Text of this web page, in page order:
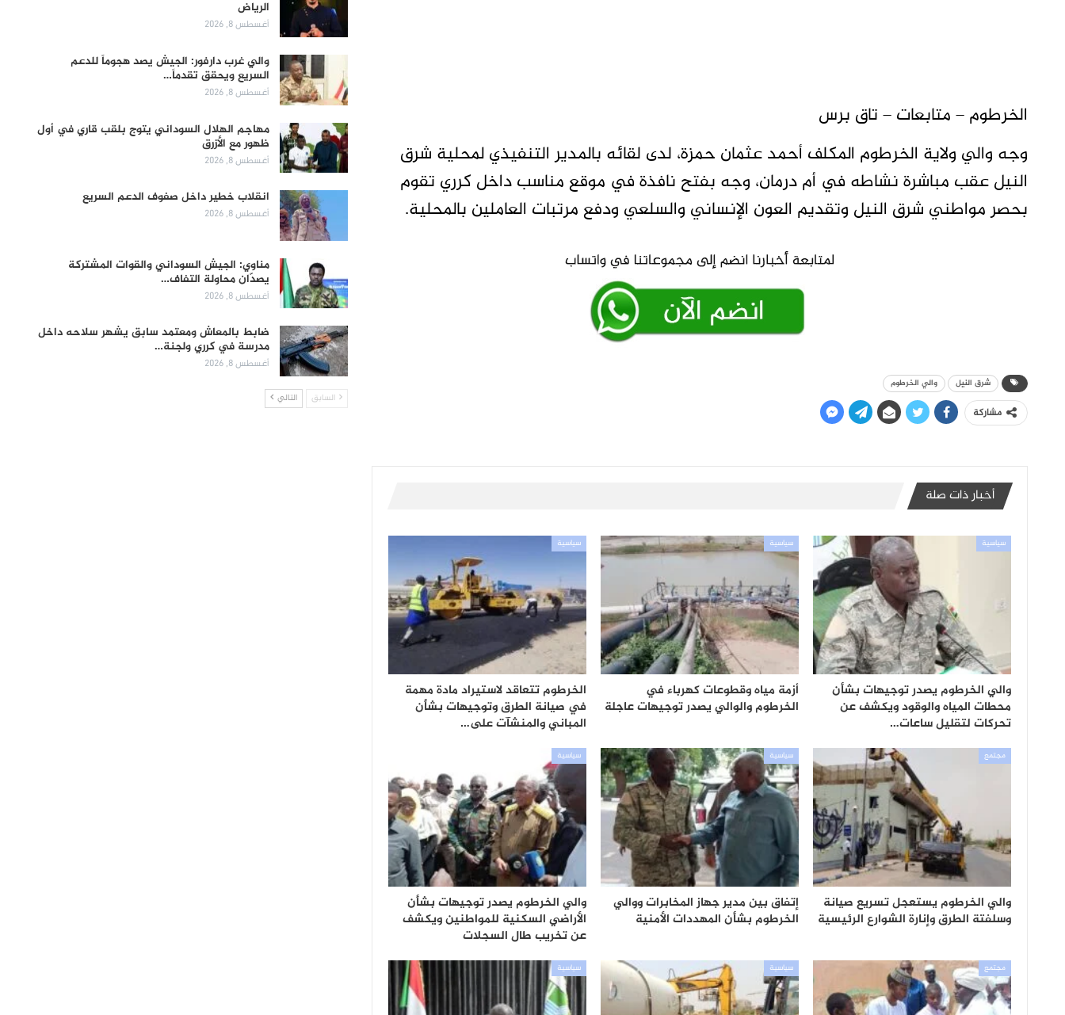
الخرطوم – متابعات – تاق برس
وجه والي ولاية الخرطوم المكلف أحمد عثمان حمزة، لدى لقائه بالمدير التنفيذي لمحلية شرق
النيل عقب مباشرة نشاطه في أم درمان، وجه بفتح نافذة في موقع مناسب داخل كرري تقوم
بحصر مواطني شرق النيل وتقديم العون الإنساني والسلعي ودفع مرتبات العاملين بالمحلية.
شرق النيل والي الخرطوم
مشاركة
أخبار ذات صلة
سياسية
والي الخرطوم يصدر توجيهات بشأن
محطات المياه والوقود ويكشف عن
تحركات لتقليل ساعات…
سياسية
أزمة مياه وقطوعات كهرباء في
الخرطوم والوالي يصدر توجيهات عاجلة
سياسية
الخرطوم تتعاقد لاستيراد مادة مهمة
في صيانة الطرق وتوجيهات بشأن
المباني والمنشآت على…
مجتمع
والي الخرطوم يستعجل تسريع صيانة
وسلفتة الطرق وإنارة الشوارع الرئيسية
سياسية
إتفاق بين مدير جهاز المخابرات ووالي
الخرطوم بشأن المهددات الأمنية
سياسية
والي الخرطوم يصدر توجيهات بشأن
الأراضي السكنية للمواطنين ويكشف
عن تخريب طال السجلات
مجتمع سياسية سياسية
الرياض
أغسطس 8, 2026
والي غرب دارفور: الجيش يصد هجوماً للدعم
السريع ويحقق تقدماً…
أغسطس 8, 2026
مهاجم الهلال السوداني يتوج بلقب قاري في أول
ظهور مع الأزرق
أغسطس 8, 2026
انقلاب خطير داخل صفوف الدعم السريع
أغسطس 8, 2026
مناوي: الجيش السوداني والقوات المشتركة
يصدّان محاولة التفاف…
أغسطس 8, 2026
ضابط بالمعاش ومعتمد سابق يشهر سلاحه داخل
مدرسة في كرري ولجنة…
أغسطس 8, 2026
السابق التالي